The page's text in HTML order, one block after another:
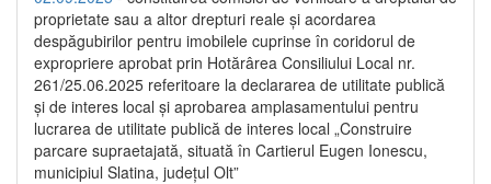
proprietate sau a altor drepturi reale și acordarea
despăgubirilor pentru imobilele cuprinse în coridorul de
expropriere aprobat prin Hotărârea Consiliului Local nr.
261/25.06.2025 referitoare la declararea de utilitate publică
și de interes local și aprobarea amplasamentului pentru
lucrarea de utilitate publică de interes local „Construire
parcare supraetajată, situată în Cartierul Eugen Ionescu,
municipiul Slatina, județul Olt”